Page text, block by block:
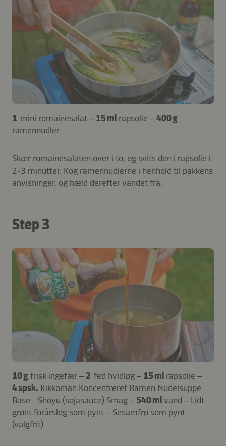
1 mini romainesalat – 15 ml rapsolie –400 g
ramennudler
Skær romainesalaten over i to, og svits den i rapsolie i
2-3 minutter. Kog ramennudlerne i henhold til pakkens
anvisninger, og hæld derefter vandet fra.
Step 3
10 gfrisk ingefær – 2 fed hvidløg – 15 ml rapsolie –
4 spsk. Kikkoman Koncentreret Ramen Nudelsuppe
Base - Shoyu (sojasauce) Smag– 540 ml vand – Lidt
grønt forårsløg som pynt – Sesamfrø som pynt
(valgfrit)